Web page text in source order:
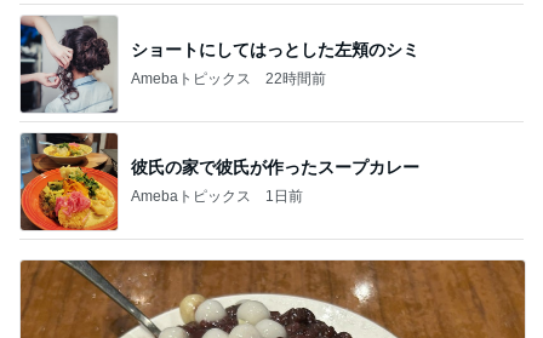
ショートにしてはっとした左頬のシミ
Amebaトピックス 22時間前
彼氏の家で彼氏が作ったスープカレー
Amebaトピックス 1日前